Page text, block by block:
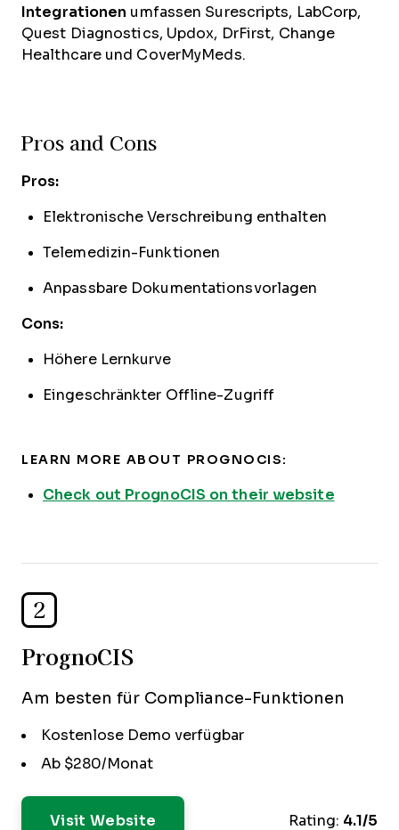
Integrationen umfassen Surescripts, LabCorp,
Quest Diagnostics, Updox, DrFirst, Change
Healthcare und CoverMyMeds.
Pros and Cons
Pros:
Elektronische Verschreibung enthalten
Telemedizin-Funktionen
Anpassbare Dokumentationsvorlagen
Cons:
Höhere Lernkurve
Eingeschränkter Offline-Zugriff
LEARN MORE ABOUT PROGNOCIS:
Check out PrognoCIS on their website
2
PrognoCIS
Am besten für Compliance-Funktionen
Kostenlose Demo verfügbar
Ab $280/Monat
Visit Website Rating: 4.1/5